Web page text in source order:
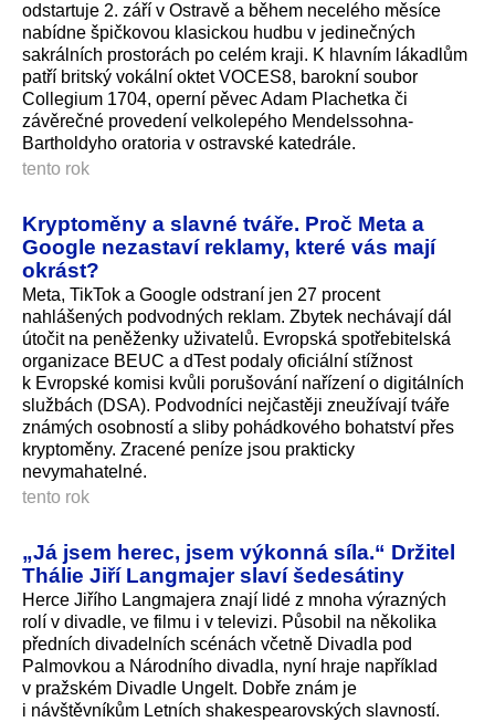
odstartuje 2. září v Ostravě a během necelého měsíce
nabídne špičkovou klasickou hudbu v jedinečných
sakrálních prostorách po celém kraji. K hlavním lákadlům
patří britský vokální oktet VOCES8, barokní soubor
Collegium 1704, operní pěvec Adam Plachetka či
závěrečné provedení velkolepého Mendelssohna-
Bartholdyho oratoria v ostravské katedrále.
tento rok
Kryptoměny a slavné tváře. Proč Meta a
Google nezastaví reklamy, které vás mají
okrást?
Meta, TikTok a Google odstraní jen 27 procent
nahlášených podvodných reklam. Zbytek nechávají dál
útočit na peněženky uživatelů. Evropská spotřebitelská
organizace BEUC a dTest podaly oficiální stížnost
k Evropské komisi kvůli porušování nařízení o digitálních
službách (DSA). Podvodníci nejčastěji zneužívají tváře
známých osobností a sliby pohádkového bohatství přes
kryptoměny. Zracené peníze jsou prakticky
nevymahatelné.
tento rok
„Já jsem herec, jsem výkonná síla.“ Držitel
Thálie Jiří Langmajer slaví šedesátiny
Herce Jiřího Langmajera znají lidé z mnoha výrazných
rolí v divadle, ve filmu i v televizi. Působil na několika
předních divadelních scénách včetně Divadla pod
Palmovkou a Národního divadla, nyní hraje například
v pražském Divadle Ungelt. Dobře znám je
i návštěvníkům Letních shakespearovských slavností.